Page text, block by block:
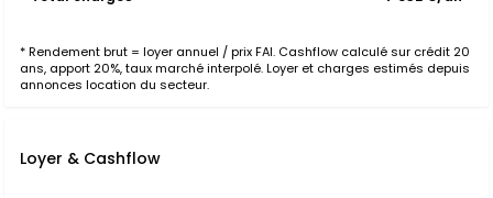
* Rendement brut = loyer annuel / prix FAI. Cashflow calculé sur crédit 20
ans, apport 20%, taux marché interpolé. Loyer et charges estimés depuis
annonces location du secteur.
Loyer & Cashflow